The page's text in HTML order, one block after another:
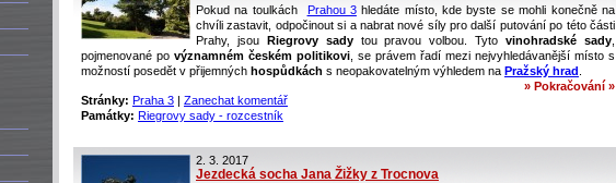
Pokud na toulkách Prahou 3hledáte místo, kde byste se mohli konečně na
chvíli zastavit, odpočinout si a nabrat nové síly pro další putování po této části
Prahy, jsou Riegrovy sadytou pravou volbou. Tytovinohradské sady
pojmenované po významném českém politikovi , se právem řadí mezi nejvyhledávanější místo s
možností posedět v přijemných hospůdkách s neopakovatelným výhledem na Pražský hrad
» Pokračování »
Stránky: Praha 3 | Zanechat komentář
Památky: Riegrovy sady - rozcestník
2. 3. 2017
Jezdecká socha Jana Žižky z Trocnova